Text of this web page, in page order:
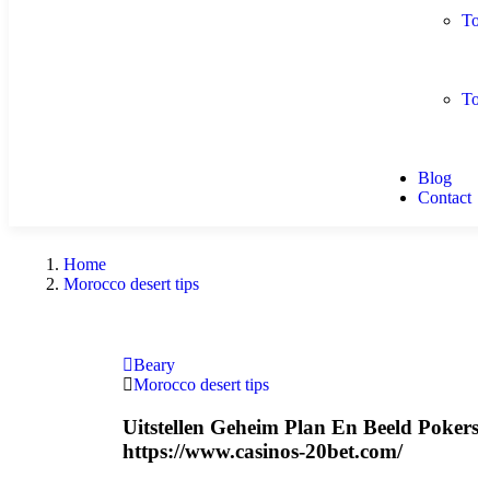
Blog
Contact
Home
Morocco desert tips
Beary
Morocco desert tips
Uitstellen Geheim Plan En Beeld
https://www.casinos-20bet.com/